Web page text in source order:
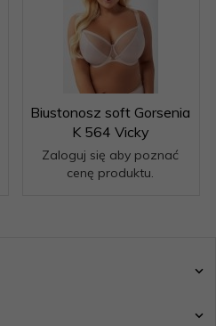
Biustonosz soft Gorsenia
K 564 Vicky
Zaloguj się aby poznać
cenę produktu.